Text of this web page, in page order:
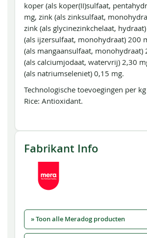
koper (als koper(II)sulfaat,
mg, zink (als zinksulfaat,
zink (als glycinezinkchelaat,
(als ijzersulfaat, monohydraat) 200
(als mangaansulfaat, monohydraat)
(als calciumjodaat, watervrij) 2,30
(als natriumseleniet) 0,15 mg.
Technologische toevoegingen per
Rice: Antioxidant.
Fabrikant Info
» Toon alle Meradog producten